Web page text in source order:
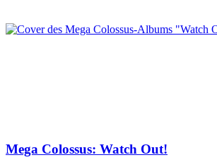
Mega Colossus: Watch Out!